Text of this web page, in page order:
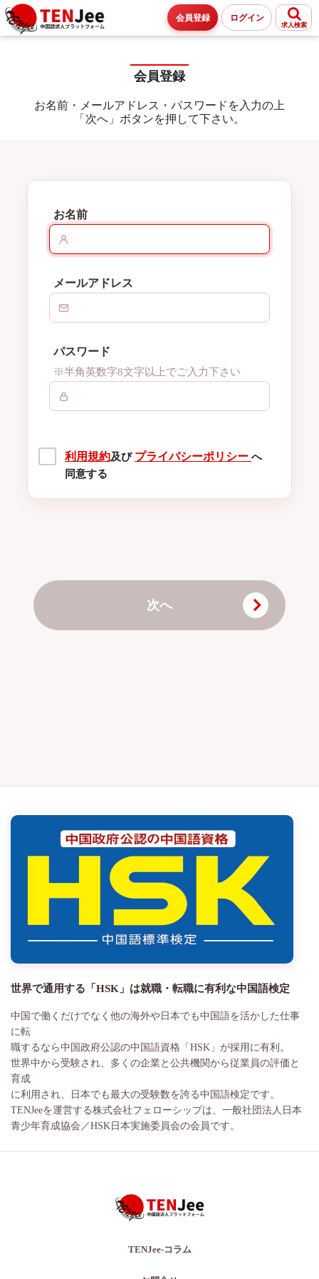
会員登録 ログイン
求人検索
会員登録
お名前・メールアドレス・パスワードを入力の上
「次へ」ボタンを押して下さい。
お名前
メールアドレス
パスワード
※半角英数字8文字以上でご入力下さい
利用規約及び プライバシーポリシーへ
同意する
次へ
世界で通用する「HSK」は就職・転職に有利な中国語検定
中国で働くだけでなく他の海外や日本でも中国語を活かした仕事
に転
職するなら中国政府公認の中国語資格「HSK」が採用に有利。
世界中から受験され、多くの企業と公共機関から従業員の評価と
育成
に利用され、日本でも最大の受験数を誇る中国語検定です。
TENJeeを運営する株式会社フェローシップは、一般社団法人日本
青少年育成協会／HSK日本実施委員会の会員です。
TENJee-コラム